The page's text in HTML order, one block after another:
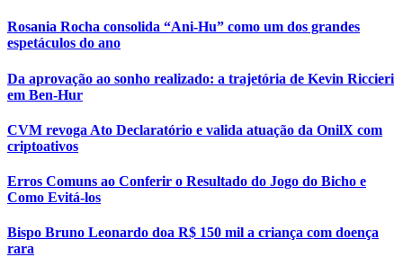
Rosania Rocha consolida “Ani-Hu” como um dos grandes
espetáculos do ano
Da aprovação ao sonho realizado: a trajetória de Kevin Riccieri
em Ben-Hur
CVM revoga Ato Declaratório e valida atuação da OnilX com
criptoativos
Erros Comuns ao Conferir o Resultado do Jogo do Bicho e
Como Evitá-los
Bispo Bruno Leonardo doa R$ 150 mil a criança com doença
rara